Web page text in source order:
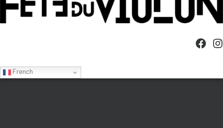
French